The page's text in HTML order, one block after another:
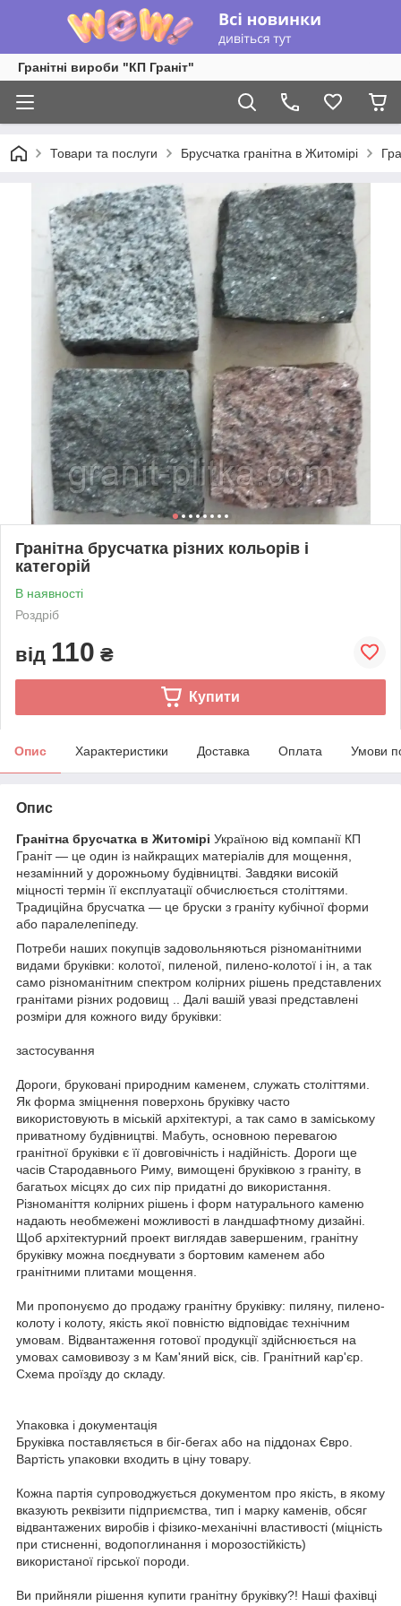
Гранітні вироби "КП Граніт"
Товари та послуги Брусчатка гранітна в Житомірі
Гранітна брусчатка різних кольорів і
категорій
В наявності
Роздріб
від 110 ₴
Купити
Опис Характеристики Доставка Оплата Умови
Опис
Гранітна брусчатка в Житомірі Україною від компанії КП
Граніт — це один із найкращих матеріалів для мощення,
незамінний у дорожньому будівництві. Завдяки високій
міцності термін її експлуатації обчислюється століттями.
Традиційна брусчатка — це бруски з граніту кубічної форми
або паралелепіпеду.
Потреби наших покупців задовольняються різноманітними
видами бруківки: колотої, пиленой, пилено-колотої і ін, а так
само різноманітним спектром колірних рішень представлених
гранітами різних родовищ .. Далі вашій увазі представлені
розміри для кожного виду бруківки:
застосування
Дороги, бруковані природним каменем, служать століттями.
Як форма зміцнення поверхонь бруківку часто
використовують в міській архітектурі, а так само в заміському
приватному будівництві. Мабуть, основною перевагою
гранітної бруківки є її довговічність і надійність. Дороги ще
часів Стародавнього Риму, вимощені бруківкою з граніту, в
багатьох місцях до сих пір придатні до використання.
Різноманіття колірних рішень і форм натурального каменю
надають необмежені можливості в ландшафтному дизайні.
Щоб архітектурний проект виглядав завершеним, гранітну
бруківку можна поєднувати з бортовим каменем або
гранітними плитами мощення.
Ми пропонуємо до продажу гранітну бруківку: пиляну, пилено-
колоту і колоту, якість якої повністю відповідає технічним
умовам. Відвантаження готової продукції здійснюється на
умовах самовивозу з м Кам'яний віск, сів. Гранітний кар'єр.
Схема проїзду до складу.
Упаковка і документація
Бруківка поставляється в біг-бегах або на піддонах Євро.
Вартість упаковки входить в ціну товару.
Кожна партія супроводжується документом про якість, в якому
вказують реквізити підприємства, тип і марку каменів, обсяг
відвантажених виробів і фізико-механічні властивості (міцність
при стисненні, водопоглинання і морозостійкість)
використаної гірської породи.
Ви прийняли рішення купити гранітну бруківку?! Наші фахівці